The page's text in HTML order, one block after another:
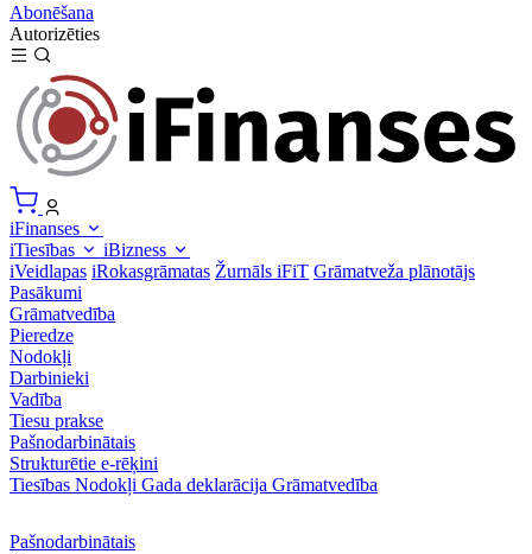
Abonēšana
Autorizēties
iFinanses
iTiesības
iBizness
iVeidlapas iRokasgrāmatas Žurnāls iFiT Grāmatveža plānotājs
Pasākumi
Grāmatvedība
Pieredze
Nodokļi
Darbinieki
Vadība
Tiesu prakse
Pašnodarbinātais
Strukturētie e-rēķini
Tiesības Nodokļi Gada deklarācija Grāmatvedība
Pašnodarbinātais